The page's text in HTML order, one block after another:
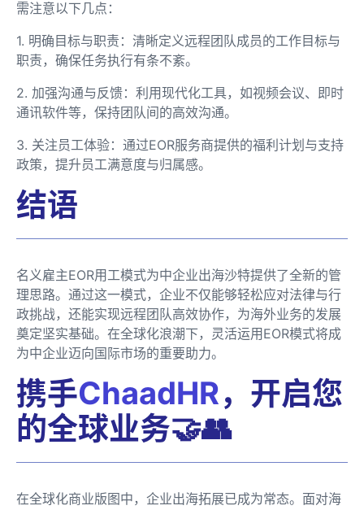
需注意以下几点：
1. 明确目标与职责：清晰定义远程团队成员的工作目标与
职责，确保任务执行有条不紊。
2. 加强沟通与反馈：利用现代化工具，如视频会议、即时
通讯软件等，保持团队间的高效沟通。
3. 关注员工体验：通过EOR服务商提供的福利计划与支持
政策，提升员工满意度与归属感。
结语
名义雇主EOR用工模式为中企业出海沙特提供了全新的管
理思路。通过这一模式，企业不仅能够轻松应对法律与行
政挑战，还能实现远程团队高效协作，为海外业务的发展
奠定坚实基础。在全球化浪潮下，灵活运用EOR模式将成
为中企业迈向国际市场的重要助力。
携手ChaadHR，开启您
的全球业务🤝👥
在全球化商业版图中，企业出海拓展已成为常态。面对海